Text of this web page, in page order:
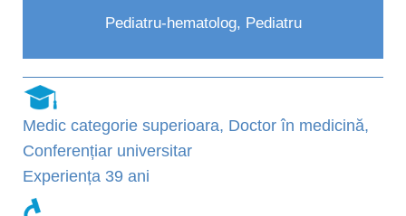
Pediatru-hematolog, Pediatru
Medic categorie superioara, Doctor în medicină,
Conferențiar universitar
Experiența 39 ani